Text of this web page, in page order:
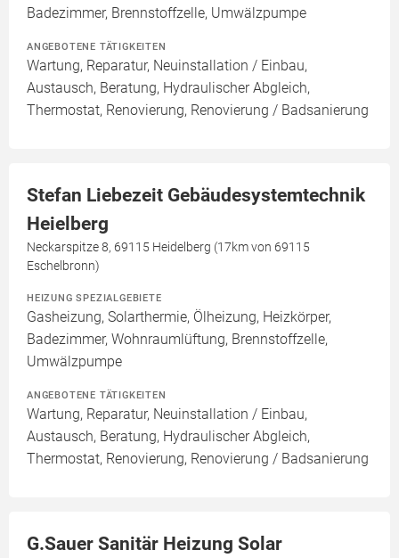
Badezimmer, Brennstoffzelle, Umwälzpumpe
ANGEBOTENE TÄTIGKEITEN
Wartung, Reparatur, Neuinstallation / Einbau,
Austausch, Beratung, Hydraulischer Abgleich,
Thermostat, Renovierung, Renovierung / Badsanierung
Stefan Liebezeit Gebäudesystemtechnik
Heielberg
Neckarspitze 8, 69115 Heidelberg (17km von 69115
Eschelbronn)
HEIZUNG SPEZIALGEBIETE
Gasheizung, Solarthermie, Ölheizung, Heizkörper,
Badezimmer, Wohnraumlüftung, Brennstoffzelle,
Umwälzpumpe
ANGEBOTENE TÄTIGKEITEN
Wartung, Reparatur, Neuinstallation / Einbau,
Austausch, Beratung, Hydraulischer Abgleich,
Thermostat, Renovierung, Renovierung / Badsanierung
G.Sauer Sanitär Heizung Solar